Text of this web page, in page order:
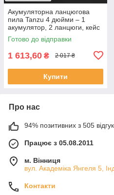
Акумуляторна ланцюгова
пила Tanzu 4 дюйми – 1
акумулятор, 2 ланцюги, кейс
у комплекті
Готово до відправки
1 613,60 ₴ 2 017 ₴
Купити
Про нас
94% позитивних з 505
Працює з 05.08.2011
м. Вінниця
вул. Академіка Янгеля 5,
Контакти